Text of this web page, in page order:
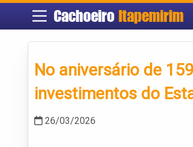
Cachoeiro Itapemirim
No aniversário de
investimentos do
26/03/2026